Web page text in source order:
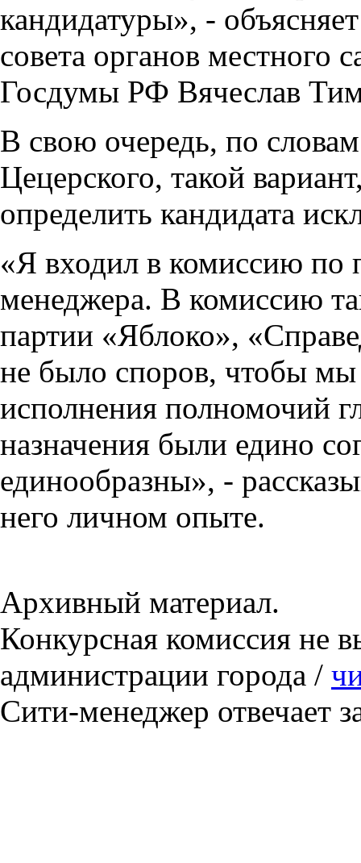
кандидатуры», -
совета органов местного
Госдумы РФ Вячеслав
В свою очередь, по
Цецерского, такой
определить кандидата
«Я входил в комиссию по
менеджера. В комиссию
партии «Яблоко»,
не было споров, чтобы
исполнения полномочий
назначения были едино
единообразны», -
него личном опыте.
Архивный материал.
Конкурсная комиссия не
администрации города /
Сити-менеджер отвечает